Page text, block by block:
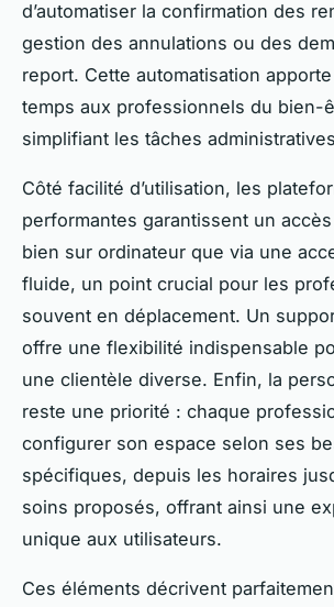
d’automatiser la confirmation des
gestion des annulations ou des
report. Cette automatisation
temps aux professionnels du bien-
simplifiant les tâches
Côté facilité d’utilisation, les
performantes garantissent un
bien sur ordinateur que via une
fluide, un point crucial pour les
souvent en déplacement. Un
offre une flexibilité indispensable
une clientèle diverse. Enfin, la
reste une priorité : chaque
configurer son espace selon ses
spécifiques, depuis les horaires
soins proposés, offrant ainsi une
unique aux utilisateurs.
Ces éléments décrivent